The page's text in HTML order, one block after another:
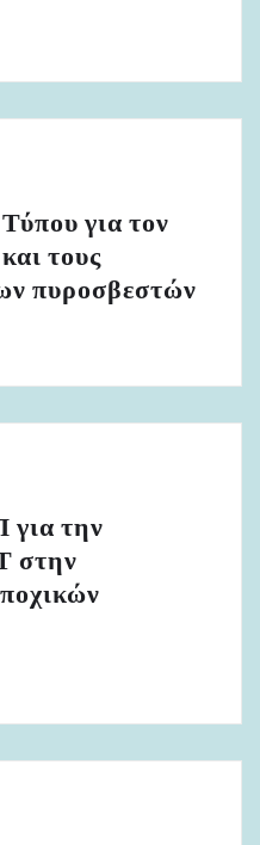
για τον
τους
πυροσβεστών
την
στην